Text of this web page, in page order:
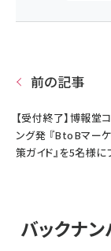
前の記事
【受付終了】博報堂
ング発 『BtoBマー
策ガイド』を5名様に
バックナ